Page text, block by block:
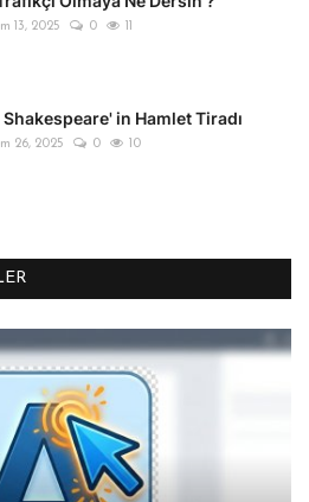
13, 2025 0
in Hamlet Tiradı
26, 2025 0 10